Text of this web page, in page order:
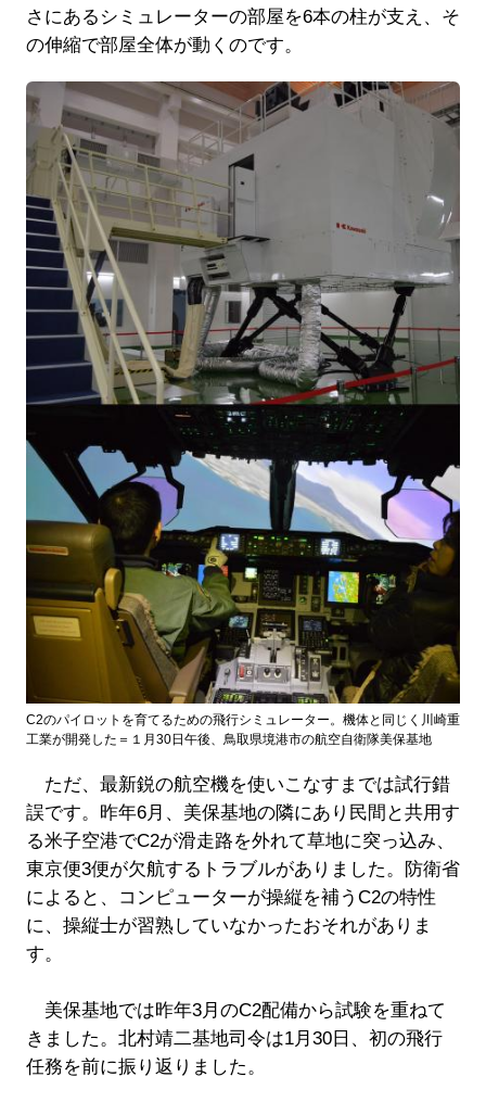
さにあるシミュレーターの部屋を6本の柱が支え、そ
の伸縮で部屋全体が動くのです。
C2のパイロットを育てるための飛行シミュレーター。機体と同じく川崎重
工業が開発した＝１月30日午後、鳥取県境港市の航空自衛隊美保基地
ただ、最新鋭の航空機を使いこなすまでは試行錯
誤です。昨年6月、美保基地の隣にあり民間と共用す
る米子空港でC2が滑走路を外れて草地に突っ込み、
東京便3便が欠航するトラブルがありました。防衛省
によると、コンピューターが操縦を補うC2の特性
に、操縦士が習熟していなかったおそれがありま
す。
美保基地では昨年3月のC2配備から試験を重ねて
きました。北村靖二基地司令は1月30日、初の飛行
任務を前に振り返りました。